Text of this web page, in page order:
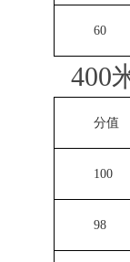
60
400
分值
100
98